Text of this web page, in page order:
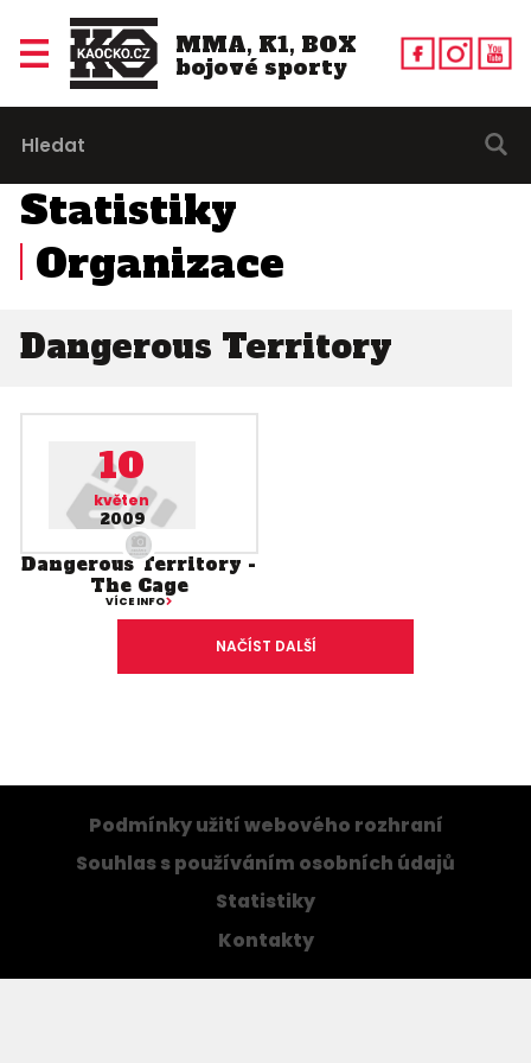
MMA, K1, BOX
bojové sporty
Statistiky
Organizace
Dangerous Territory
10
květen
2009
Dangerous Territory -
The Cage
VÍCE INFO
NAČÍST DALŠÍ
Podmínky užití webového rozhraní
Souhlas s používáním osobních údajů
Statistiky
Kontakty